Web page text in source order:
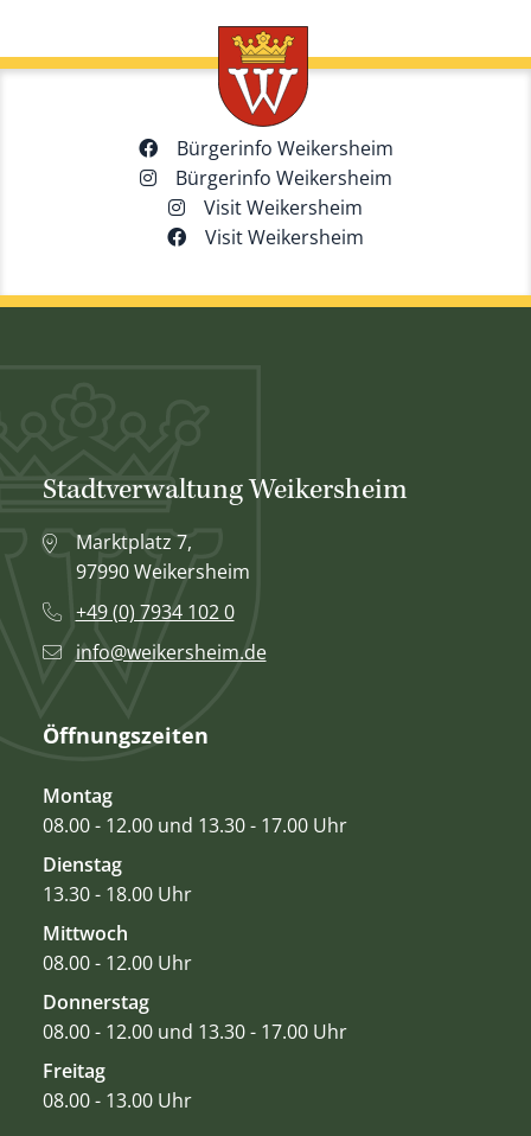
Bürgerinfo Weikersheim
Bürgerinfo Weikersheim
Visit Weikersheim
Visit Weikersheim
Stadtverwaltung Weikersheim
Marktplatz 7,
97990 Weikersheim
+49 (0) 7934 102 0
info@weikersheim.de
Öffnungszeiten
Montag
08.00 - 12.00 und 13.30 - 17.00 Uhr
Dienstag
13.30 - 18.00 Uhr
Mittwoch
08.00 - 12.00 Uhr
Donnerstag
08.00 - 12.00 und 13.30 - 17.00 Uhr
Freitag
08.00 - 13.00 Uhr